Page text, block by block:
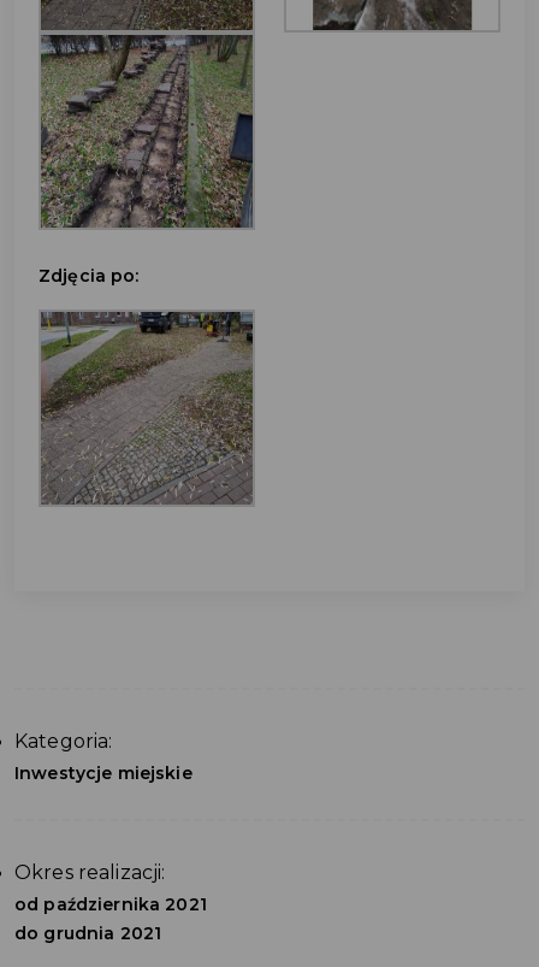
Zdjęcia po:
Kategoria:
Inwestycje miejskie
Okres realizacji:
od października 2021
do grudnia 2021